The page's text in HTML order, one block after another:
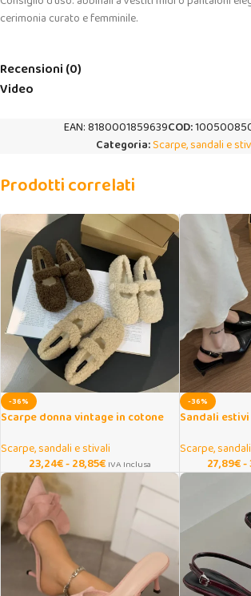
cerimonia curato e femminile.
Recensioni (0)
Video
EAN:8180001859639COD:
Categoria:Scarpe, sandali e
Prodotti correlati
-36%
Scarpe donna vintage in cotone
Scarpe, sandali e stivali
23,24€-28,85€ IVA Inclusa
-36%
Sandali
Scarpe,
27,89€-